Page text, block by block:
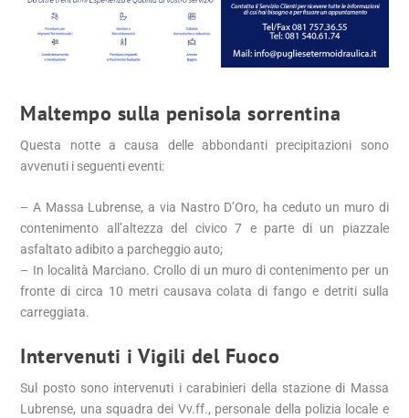
Maltempo sulla penisola sorrentina
Questa notte a causa delle abbondanti precipitazioni sono
avvenuti i seguenti eventi:
– A Massa Lubrense, a via Nastro D’Oro, ha ceduto un muro di
contenimento all’altezza del civico 7 e parte di un piazzale
asfaltato adibito a parcheggio auto;
– In località Marciano. Crollo di un muro di contenimento per un
fronte di circa 10 metri causava colata di fango e detriti sulla
carreggiata.
Intervenuti i Vigili del Fuoco
Sul posto sono intervenuti i carabinieri della stazione di Massa
Lubrense, una squadra dei Vv.ff., personale della polizia locale e